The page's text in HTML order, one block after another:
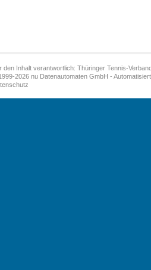
den Inhalt verantwortlich: Thüringer Tennis-
2026 nu Datenautomaten GmbH -